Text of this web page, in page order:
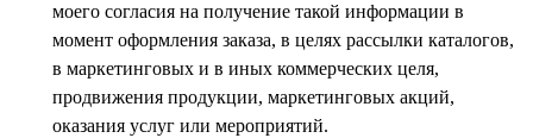
моего согласия на получение такой информации в
момент оформления заказа, в целях рассылки каталогов,
в маркетинговых и в иных коммерческих целя,
продвижения продукции, маркетинговых акций,
оказания услуг или мероприятий.